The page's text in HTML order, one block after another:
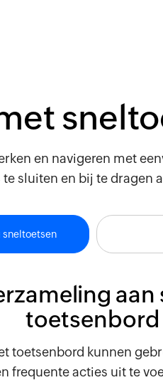
en navigeren met
sluiten en bij te dragen
sneltoetsen
toetsenbord
toetsenbord kunnen
frequente acties uit te